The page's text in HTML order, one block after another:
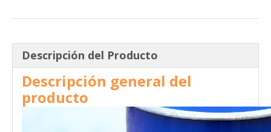
Descripción del Producto
Descripción general del
producto